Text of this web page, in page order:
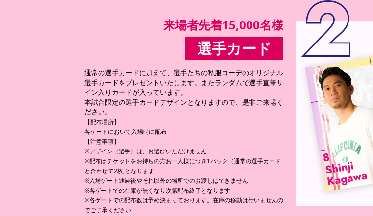
来場者先着15,000名様
選手カード
通常の選手カードに加えて、選手たちの私服コーデのオリジナル
選手カードをプレゼントいたします。またランダムで選手直筆サ
イン入りカードが入っています。
本試合限定の選手カードデザインとなりますので、是非ご来場く
ださい。
【配布場所】
各ゲートにおいて入場時に配布
【注意事項】
※デザイン（選手）は、お選びいただけません
※配布はチケットをお持ちの方お一人様につき1パック（通常の選手カード
と合わせて2枚)となります
※入場ゲート通過後やそれ以外の場所でのお渡しはできません
※各ゲートでの在庫が無くなり次第配布終了となります
※各ゲートでの配布数は予め決まっております。在庫の移動は行いませんの
でご了承ください